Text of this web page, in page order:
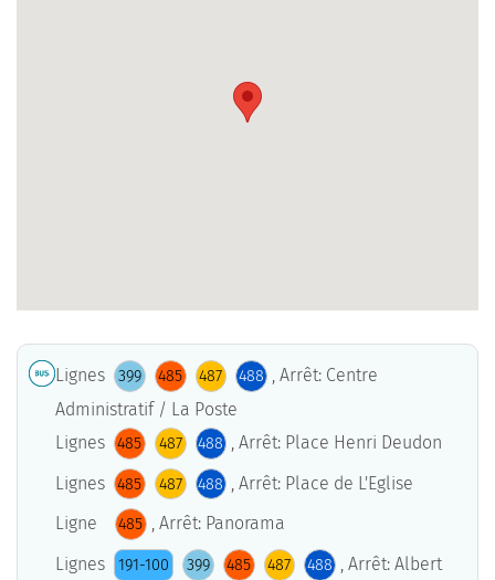
Lignes 399 485 487 488 , Arrêt: Centre
Administratif / La Poste
Lignes
485 487 488
, Arrêt: Place Henri Deudon
Lignes
485 487 488
, Arrêt: Place de L'Eglise
Ligne
485 , Arrêt: Panorama
Lignes
191-100 399 485 487 488 , Arrêt: Albert